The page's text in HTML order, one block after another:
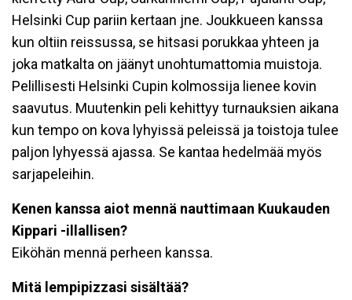
Helsinki Cup pariin kertaan jne. Joukkueen kanssa
kun oltiin reissussa, se hitsasi porukkaa yhteen ja
joka matkalta on jäänyt unohtumattomia muistoja.
Pelillisesti Helsinki Cupin kolmossija lienee kovin
saavutus. Muutenkin peli kehittyy turnauksien aikana
kun tempo on kova lyhyissä peleissä ja toistoja tulee
paljon lyhyessä ajassa. Se kantaa hedelmää myös
sarjapeleihin.
Kenen kanssa aiot mennä nauttimaan Kuukauden
Kippari -illallisen?
Eiköhän mennä perheen kanssa.
Mitä lempipizzasi sisältää?